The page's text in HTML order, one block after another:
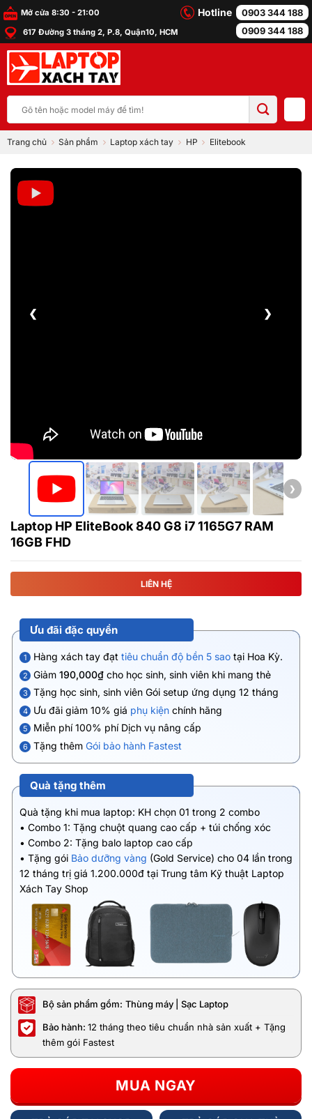
Bỏ
qua
nội
dung
Mở cửa 8:30 - 21:00
617 Đường 3 tháng 2, P.8, Quận10, HCM
Hotline
0903 344 188
0909 344 188
kiếm:
Trang chủ Sản phẩm Laptop xách tay HP Elitebook
❮ ❯
❯
Laptop HP EliteBook 840 G8 i7 1165G7 RAM
16GB FHD
LIÊN HỆ
Ưu đãi đặc quyền
1 Hàng xách tay đạt tiêu chuẩn độ bền 5 sao tại Hoa Kỳ.
2 Giảm 190,000₫ cho học sinh, sinh viên khi mang thẻ
3 Tặng học sinh, sinh viên Gói setup ứng dụng 12 tháng
4 Ưu đãi giảm 10% giá phụ kiện chính hãng
5 Miễn phí 100% phí Dịch vụ nâng cấp
6 Tặng thêm Gói bảo hành Fastest
Quà tặng thêm
Quà tặng khi mua laptop: KH chọn 01 trong 2 combo
• Combo 1: Tặng chuột quang cao cấp + túi chống xóc
• Combo 2: Tặng balo laptop cao cấp
• Tặng gói Bảo dưỡng vàng (Gold Service) cho 04 lần trong
12 tháng trị giá 1.200.000đ tại Trung tâm Kỹ thuật Laptop
Xách Tay Shop
Bộ sản phẩm gồm: Thùng máy | Sạc Laptop
Bảo hành: 12 tháng theo tiêu chuẩn nhà sản xuất + Tặng
thêm gói Fastest
MUA NGAY